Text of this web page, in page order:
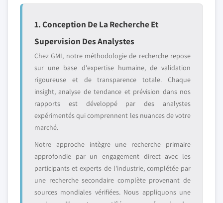
1. Conception De La Recherche Et
Supervision Des Analystes
Chez GMI, notre méthodologie de recherche repose
sur une base d'expertise humaine, de validation
rigoureuse et de transparence totale. Chaque
insight, analyse de tendance et prévision dans nos
rapports est développé par des analystes
expérimentés qui comprennent les nuances de votre
marché.
Notre approche intègre une recherche primaire
approfondie par un engagement direct avec les
participants et experts de l'industrie, complétée par
une recherche secondaire complète provenant de
sources mondiales vérifiées. Nous appliquons une